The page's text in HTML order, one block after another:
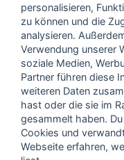
Ich stimme der
beschrieben, zu und
vollendet habe. Ich
Wirkung für die
finden Sie in unserer
personalisieren,
zu können und die
analysieren.
Verwendung unserer
soziale Medien,
Partner führen diese
weiteren Daten
hast oder die sie im
gesammelt haben.
Cookies und
Webseite erfahren,